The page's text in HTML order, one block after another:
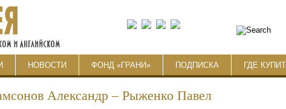
НОВОСТИ ФОНД «ГРАНИ» ПОДПИСКА ГДЕ
Александр – Рыженко Павел